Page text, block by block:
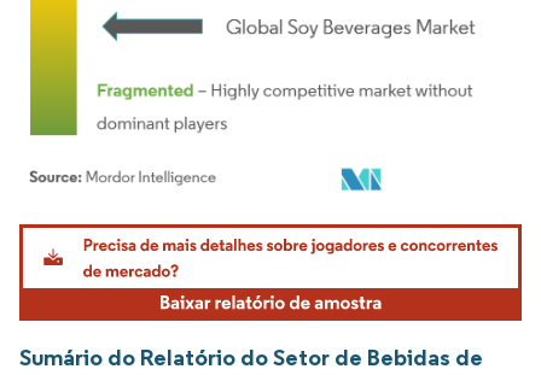
Imagem © Mordor Intelligence. O reuso requer atribuição conforme CC BY 4.0.
Sumário do Relatório do Setor de Bebidas de